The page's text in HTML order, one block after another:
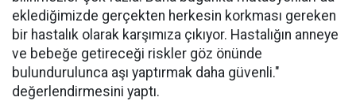
eklediğimizde gerçekten herkesin korkması gereken
bir hastalık olarak karşımıza çıkıyor. Hastalığın anneye
ve bebeğe getireceği riskler göz önünde
bulundurulunca aşı yaptırmak daha güvenli."
değerlendirmesini yaptı.